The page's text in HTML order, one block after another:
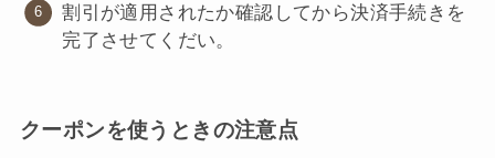
割引が適用されたか確認してから決済手続きを
完了させてくだい。
クーポンを使うときの注意点